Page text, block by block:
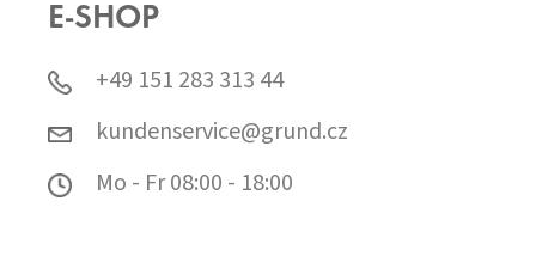
E-SHOP
+49 151 283 313 44
kundenservice@grund.cz
Mo - Fr 08:00 - 18:00